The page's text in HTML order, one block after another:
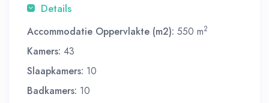
Details
Accommodatie Oppervlakte (m2): 550 m2
Kamers: 43
Slaapkamers: 10
Badkamers: 10